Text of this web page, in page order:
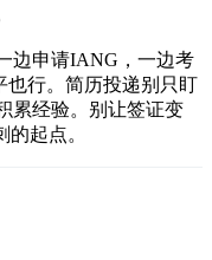
边申请IANG，一边考
也行。简历投递别只盯
累经验。别让签证变
起点。